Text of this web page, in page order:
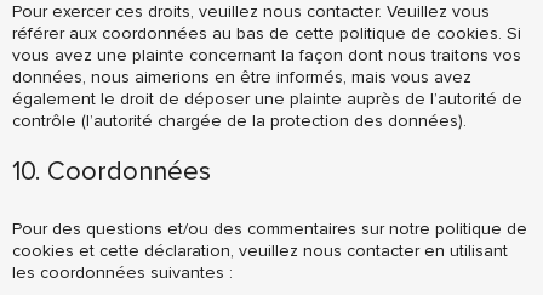
Pour exercer ces droits, veuillez nous contacter. Veuillez vous
référer aux coordonnées au bas de cette politique de cookies. Si
vous avez une plainte concernant la façon dont nous traitons vos
données, nous aimerions en être informés, mais vous avez
également le droit de déposer une plainte auprès de l’autorité de
contrôle (l’autorité chargée de la protection des données).
10. Coordonnées
Pour des questions et/ou des commentaires sur notre politique de
cookies et cette déclaration, veuillez nous contacter en utilisant
les coordonnées suivantes :